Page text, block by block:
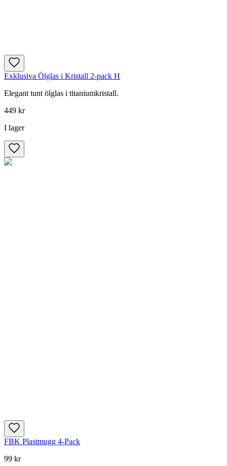
Exklusiva Ölglas i Kristall 2-pack H
Elegant tunt ölglas i titaniumkristall.
449 kr
I lager
FBK Plastmugg 4-Pack
99 kr